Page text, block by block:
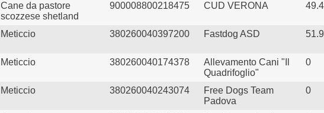
Cane da pastore
scozzese shetland
900008800218475 CUD VERONA
Meticcio 380260040397200 Fastdog ASD
Meticcio 380260040174378
Allevamento Cani "Il
Quadrifoglio"
0
Meticcio 380260040243074
Free Dogs Team
Padova
0